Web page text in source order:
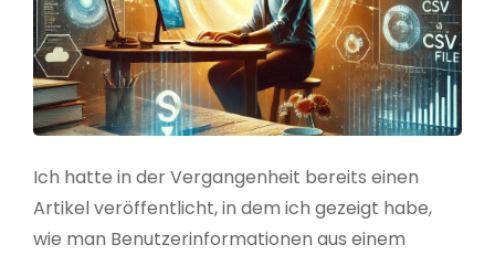
Ich hatte in der Vergangenheit bereits einen
Artikel veröffentlicht, in dem ich gezeigt habe,
wie man Benutzerinformationen aus einem